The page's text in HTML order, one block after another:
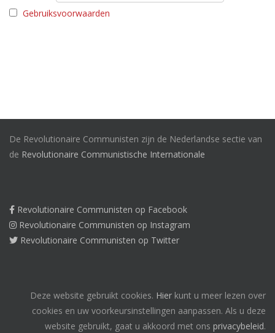
Gebruiksvoorwaarden
De Revolutionaire Communisten zijn de Nederlandse sectie van
de Revolutionaire Communistische Internationale
Revolutionaire Communisten op Facebook
Revolutionaire Communisten op Instagram
Revolutionaire Communisten op Twitter
Deze website gebruikt cookies. Hier kunt u meer lezen over
cookies en uw voorkeursinstellingen aanpassen. Als u deze
website gebruikt, gaat u akkoord met ons privacybeleid.